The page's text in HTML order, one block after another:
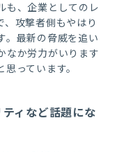
も、企業としてのレ
、攻撃者側もやはり
。最新の脅威を追い
なか労力がいります
っています。
ィなど話題にな